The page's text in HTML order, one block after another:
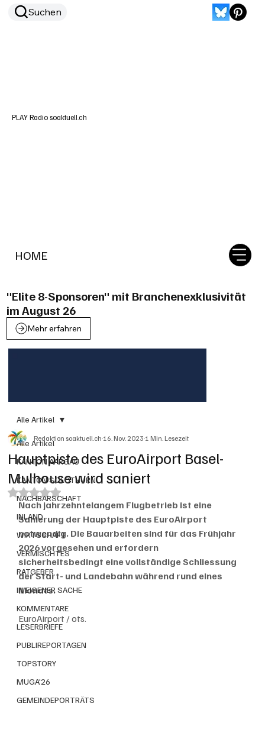
HOME
Suchen
PLAY Radio soaktuell.ch
"Elite 8-Sponsoren" mit Branchenexklusivität
im August 26
Mehr erfahren
Alle Artikel
KANTON AARGAU
KANTON SOLOTHURN
NACHBARSCHAFT
INLAND
WIRTSCHAFT
VERMISCHTES
RATGEBER
IN EIGENER SACHE
KOMMENTARE
LESERBRIEFE
PUBLIREPORTAGEN
TOPSTORY
MUGA'26
GEMEINDEPORTRÄTS
Alle Artikel
Hauptpiste des EuroAirport Basel-
Mulhouse wird saniert
Redaktion soaktuell.ch16. Nov. 20231 Min. Lesezeit
Mit NaN von 5 Sternen bewertet.
Nach jahrzehntelangem Flugbetrieb ist eine
Sanierung der Hauptpiste des EuroAirport
notwendig. Die Bauarbeiten sind für das Frühjahr
2026 vorgesehen und erfordern
sicherheitsbedingt eine vollständige Schliessung
der Start- und Landebahn während rund eines
Monats.
EuroAirport / ots.